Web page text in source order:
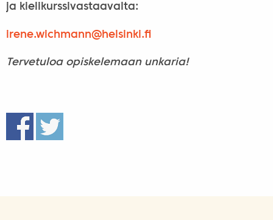
ja kielikurssivastaavalta:
irene.wichmann@helsinki.fi
Tervetuloa opiskelemaan unkaria!